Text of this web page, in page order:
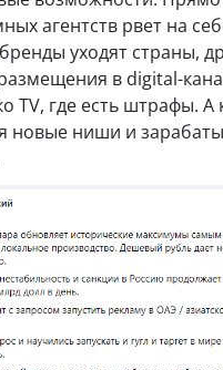
агентств рвет на
уходят страны,
в digital-
TV, где есть штрафы. А
новые ниши и